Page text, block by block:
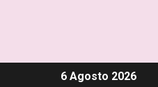
6 Agosto 2026